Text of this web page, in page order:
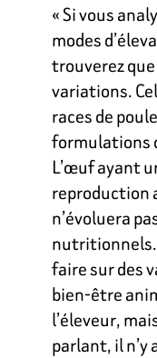
« Si vous
modes
trouverez
variations.
races de
formulations
L’œuf ayant
reproduction
n’évoluera
nutritionnels.
faire sur des
bien-être
l’éleveur,
parlant, il n’y